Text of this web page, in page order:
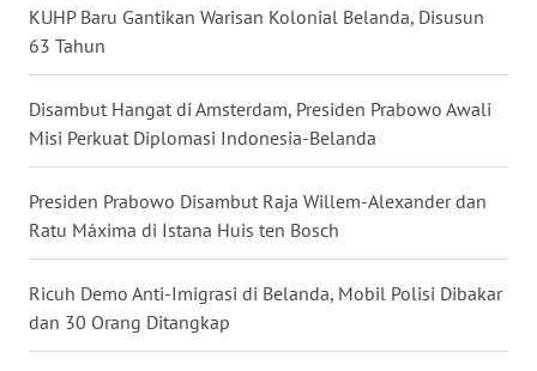
KUHP Baru Gantikan Warisan Kolonial Belanda, Disusun
63 Tahun
Disambut Hangat di Amsterdam, Presiden Prabowo Awali
Misi Perkuat Diplomasi Indonesia-Belanda
Presiden Prabowo Disambut Raja Willem-Alexander dan
Ratu Máxima di Istana Huis ten Bosch
Ricuh Demo Anti-Imigrasi di Belanda, Mobil Polisi Dibakar
dan 30 Orang Ditangkap
WN
BENGKULU
WN
LAMPUNG
WN
JATENG
WN